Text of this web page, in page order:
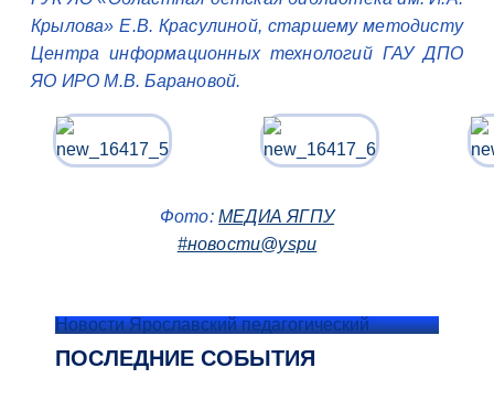
Крылова» Е.В. Красулиной, старшему методисту
Центра информационных технологий ГАУ ДПО
ЯО ИРО М.В. Барановой.
Фото:МЕДИА ЯГПУ
#новости@yspu
Новости Ярославский педагогический
ПОСЛЕДНИЕ СОБЫТИЯ